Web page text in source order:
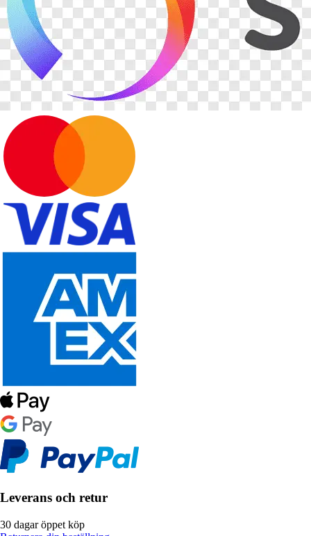
Leverans och retur
30 dagar öppet köp